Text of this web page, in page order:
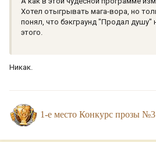
Хотел отыгрывать мага-вора, но
понял, что бэкграунд "Продал душу"
этого.
Никак.
1-е место Конкурс прозы №3